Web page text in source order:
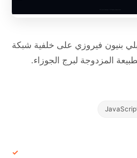
بنيون فيروزي على خلفية شبكة
المزدوجة لبرج الجوزاء.